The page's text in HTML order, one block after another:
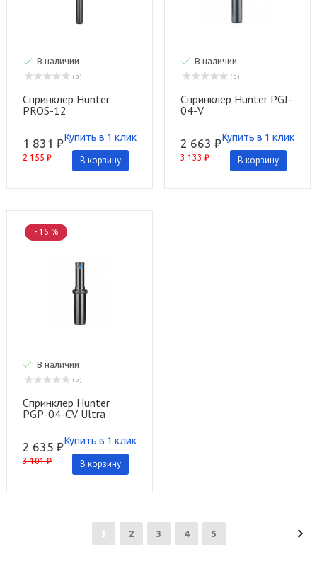
В наличии
( 0 )
Спринклер Hunter
PROS-12
1 831 ₽
2 155 ₽
Купить в 1 клик
В корзину
В наличии
( 0 )
Спринклер Hunter PGJ-
04-V
2 663 ₽
3 133 ₽
Купить в 1 клик
В корзину
- 15 %
В наличии
( 0 )
Спринклер Hunter
PGP-04-CV Ultra
2 635 ₽
3 101 ₽
Купить в 1 клик
В корзину
1 2 3 4 5